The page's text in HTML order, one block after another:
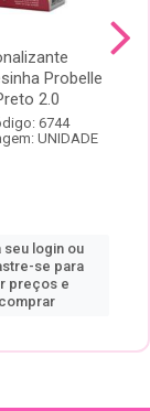
Probelle
2.0
6744
UNIDADE
seu login ou
se para
preços e
comprar